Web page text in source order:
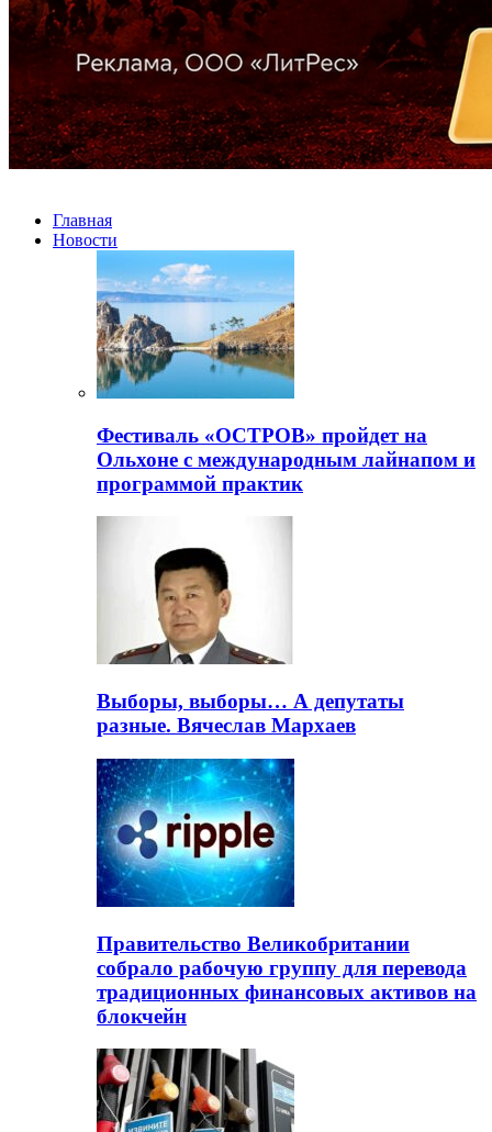
Главная
Новости
Фестиваль «ОСТРОВ» пройдет на
Ольхоне с международным лайнапом и
программой практик
Выборы, выборы… А депутаты
разные. Вячеслав Мархаев
Правительство Великобритании
собрало рабочую группу для перевода
традиционных финансовых активов на
блокчейн